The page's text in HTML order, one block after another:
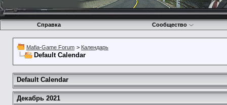
Справка Сообщество
Mafia-Game Forum > Календарь
Default Calendar
Default Calendar
Декабрь 2021